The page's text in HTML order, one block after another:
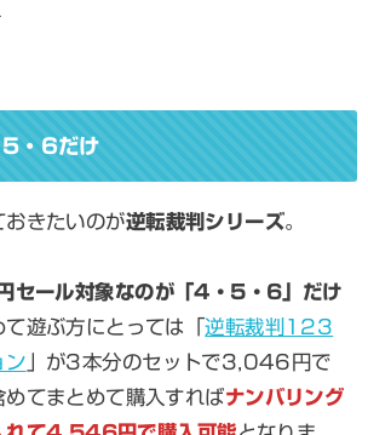
5・6だけ
おきたいのが逆転裁判シリーズ。
ール対象なのが「4・5・6」だけ
て遊ぶ方にとっては「逆転裁判123
ン 」が3本分のセットで3,046円で
てまとめて購入すればナンバリング